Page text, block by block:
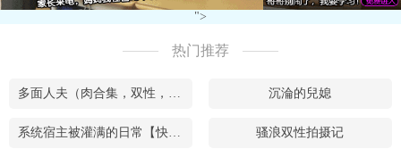
">
热门推荐
多面人夫（肉合集，双性，**，乱X等） 沉淪的兒媳
系统宿主被灌满的日常【快穿】 骚浪双性拍摄记